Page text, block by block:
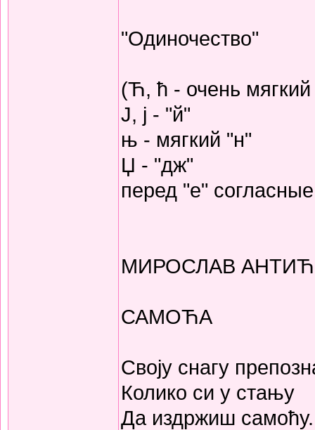
"Одиночество"
(Ћ, ћ - очень мягкий
Ј, ј - "й"
њ - мягкий "н"
Џ - "дж"
перед "е"
МИРОСЛАВ АНТИЋ
САМОЋА
Своју снагу
Колико си у стању
Да издржиш самоћу.